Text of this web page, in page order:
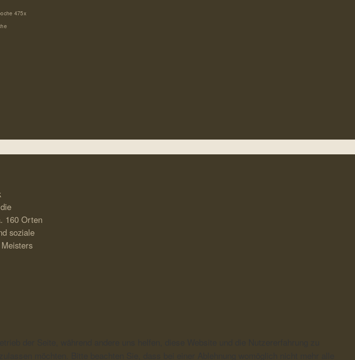
160 Orten
soziale
der Seite, während andere uns helfen, diese Website und die Nutzererfahrung zu
möchten. Bitte beachten Sie, dass bei einer Ablehnung womöglich nicht mehr alle